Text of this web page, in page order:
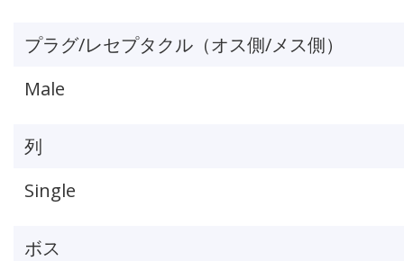
プラグ/レセプタクル（オス側/メス側）
Male
列
Single
ボス